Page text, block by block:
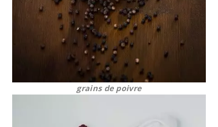
grains de poivre